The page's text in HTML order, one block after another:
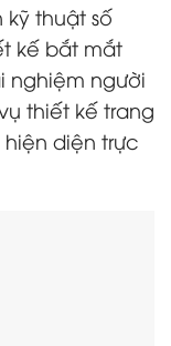
thuật số
kế bắt mắt
nghiệm người
thiết kế trang
diện trực